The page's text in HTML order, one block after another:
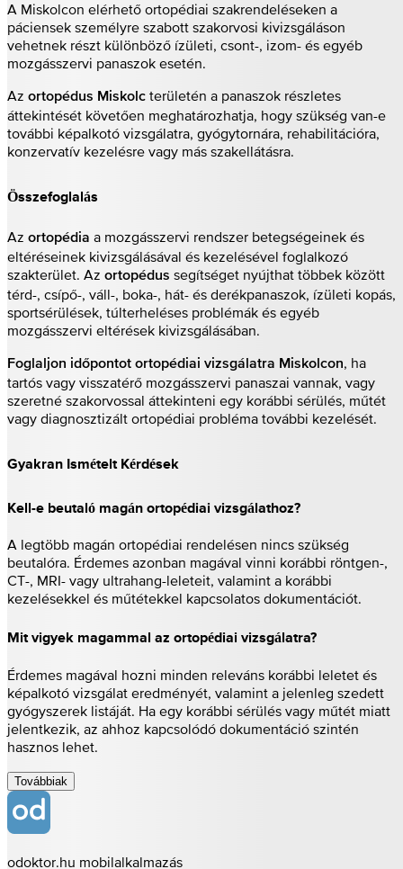
A Miskolcon elérhető ortopédiai szakrendeléseken a
páciensek személyre szabott szakorvosi kivizsgáláson
vehetnek részt különböző ízületi, csont-, izom- és egyéb
mozgásszervi panaszok esetén.
Az ortopédus Miskolc területén a panaszok részletes
áttekintését követően meghatározhatja, hogy szükség van-e
további képalkotó vizsgálatra, gyógytornára, rehabilitációra,
konzervatív kezelésre vagy más szakellátásra.
Összefoglalás
Az ortopédia a mozgásszervi rendszer betegségeinek és
eltéréseinek kivizsgálásával és kezelésével foglalkozó
szakterület. Az ortopédus segítséget nyújthat többek között
térd-, csípő-, váll-, boka-, hát- és derékpanaszok, ízületi kopás,
sportsérülések, túlterheléses problémák és egyéb
mozgásszervi eltérések kivizsgálásában.
Foglaljon időpontot ortopédiai vizsgálatra Miskolcon, ha
tartós vagy visszatérő mozgásszervi panaszai vannak, vagy
szeretné szakorvossal áttekinteni egy korábbi sérülés, műtét
vagy diagnosztizált ortopédiai probléma további kezelését.
Gyakran Ismételt Kérdések
Kell-e beutaló magán ortopédiai vizsgálathoz?
A legtöbb magán ortopédiai rendelésen nincs szükség
beutalóra. Érdemes azonban magával vinni korábbi röntgen-,
CT-, MRI- vagy ultrahang-leleteit, valamint a korábbi
kezelésekkel és műtétekkel kapcsolatos dokumentációt.
Mit vigyek magammal az ortopédiai vizsgálatra?
Érdemes magával hozni minden releváns korábbi leletet és
képalkotó vizsgálat eredményét, valamint a jelenleg szedett
gyógyszerek listáját. Ha egy korábbi sérülés vagy műtét miatt
jelentkezik, az ahhoz kapcsolódó dokumentáció szintén
hasznos lehet.
Továbbiak
odoktor.hu mobilalkalmazás